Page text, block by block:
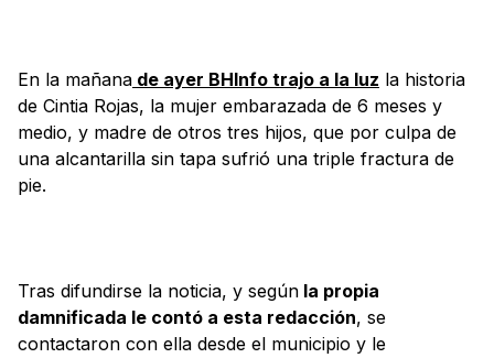
En la mañana de ayer BHInfo trajo a la luz la historia
de Cintia Rojas, la mujer embarazada de 6 meses y
medio, y madre de otros tres hijos, que por culpa de
una alcantarilla sin tapa sufrió una triple fractura de
pie.
Tras difundirse la noticia, y según la propia
damnificada le contó a esta redacción, se
contactaron con ella desde el municipio y le